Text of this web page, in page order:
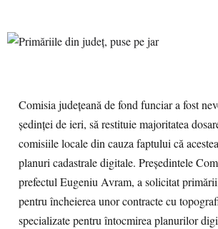
Comisia judeţeană de fond funciar a fost
şedinţei de ieri, să restituie majoritatea
comisiile locale din cauza faptului că
planuri cadastrale digitale. Preşedintele
prefectul Eugeniu Avram, a solicitat
pentru încheierea unor contracte cu
specializate pentru întocmirea planurilor